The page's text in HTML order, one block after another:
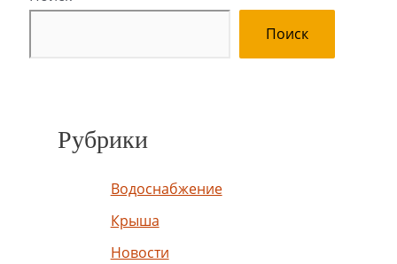
Поиск
Рубрики
Водоснабжение
Крыша
Новости